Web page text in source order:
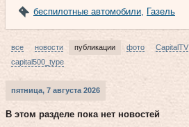
беспилотные автомобили, Газель
все новости публикации фото CapitalTV
capital500_type
пятница, 7 августа 2026
В этом разделе пока нет новостей